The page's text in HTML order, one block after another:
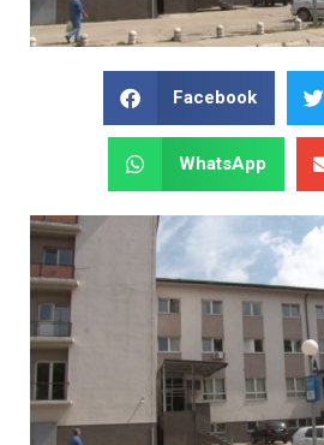
Facebook
WhatsApp